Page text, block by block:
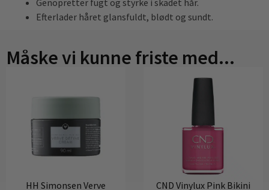
Genopretter fugt og styrke i skadet hår.
Efterlader håret glansfuldt, blødt og sundt.
Måske vi kunne friste med...
HH Simonsen Verve
CND Vinylux Pink Bikini